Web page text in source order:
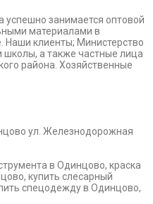
успешно занимается оптовой
материалами в
клиенты; Министерство
а также частные лица
района. Хозяйственные
ул. Железнодорожная
в Одинцово, краска
купить слесарный
спецодежду в Одинцово,